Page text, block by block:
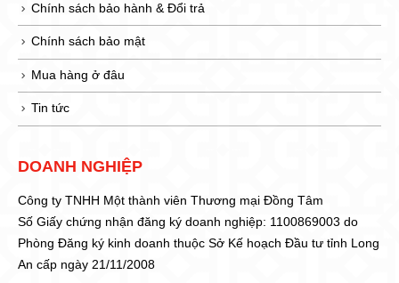
Chính sách bảo hành & Đổi trả
Chính sách bảo mật
Mua hàng ở đâu
Tin tức
DOANH NGHIỆP
Công ty TNHH Một thành viên Thương mại Đồng Tâm
Số Giấy chứng nhận đăng ký doanh nghiệp: 1100869003 do
Phòng Đăng ký kinh doanh thuộc Sở Kế hoạch Đầu tư tỉnh Long
An cấp ngày 21/11/2008